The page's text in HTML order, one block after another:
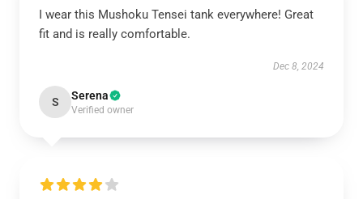
I wear this Mushoku Tensei tank everywhere! Great
fit and is really comfortable.
Dec 8, 2024
S Serena
Verified owner